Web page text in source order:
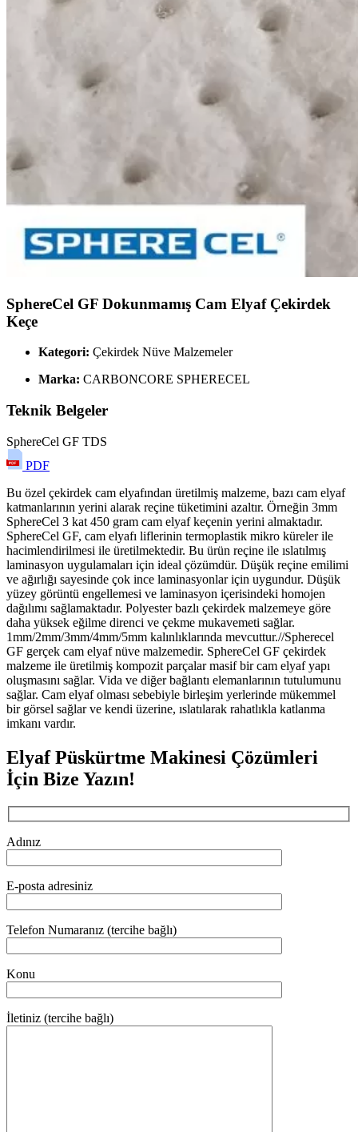
SphereCel GF Dokunmamış Cam Elyaf Çekirdek
Keçe
Kategori: Çekirdek Nüve Malzemeler
Marka: CARBONCORE SPHERECEL
Teknik Belgeler
SphereCel GF TDS
PDF
Bu özel çekirdek cam elyafından üretilmiş malzeme, bazı cam elyaf
katmanlarının yerini alarak reçine tüketimini azaltır. Örneğin 3mm
SphereCel 3 kat 450 gram cam elyaf keçenin yerini almaktadır.
SphereCel GF, cam elyafı liflerinin termoplastik mikro küreler ile
hacimlendirilmesi ile üretilmektedir. Bu ürün reçine ile ıslatılmış
laminasyon uygulamaları için ideal çözümdür. Düşük reçine emilimi
ve ağırlığı sayesinde çok ince laminasyonlar için uygundur. Düşük
yüzey görüntü engellemesi ve laminasyon içerisindeki homojen
dağılımı sağlamaktadır. Polyester bazlı çekirdek malzemeye göre
daha yüksek eğilme direnci ve çekme mukavemeti sağlar.
1mm/2mm/3mm/4mm/5mm kalınlıklarında mevcuttur.//Spherecel
GF gerçek cam elyaf nüve malzemedir. SphereCel GF çekirdek
malzeme ile üretilmiş kompozit parçalar masif bir cam elyaf yapı
oluşmasını sağlar. Vida ve diğer bağlantı elemanlarının tutulumunu
sağlar. Cam elyaf olması sebebiyle birleşim yerlerinde mükemmel
bir görsel sağlar ve kendi üzerine, ıslatılarak rahatlıkla katlanma
imkanı vardır.
Elyaf Püskürtme Makinesi Çözümleri
İçin Bize Yazın!
Adınız
E-posta adresiniz
Telefon Numaranız (tercihe bağlı)
Konu
İletiniz (tercihe bağlı)